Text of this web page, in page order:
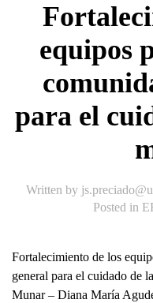
equipos
para el
Written by
Posted in
Fortalecimiento de los
general para el cuidado de
Munar – Diana María